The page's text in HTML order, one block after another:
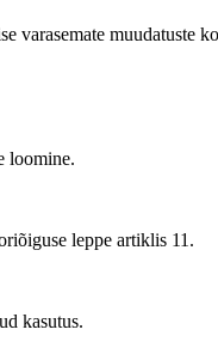
muudatuste
loomine.
leppe artiklis 11.
kasutus.